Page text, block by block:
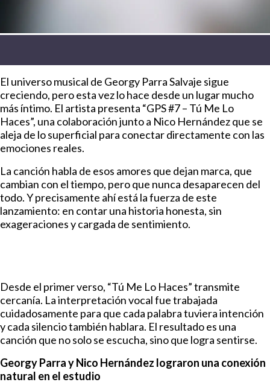
El universo musical de Georgy Parra Salvaje sigue
creciendo, pero esta vez lo hace desde un lugar mucho
más íntimo. El artista presenta “GPS #7 – Tú Me Lo
Haces”, una colaboración junto a Nico Hernández que se
aleja de lo superficial para conectar directamente con las
emociones reales.
La canción habla de esos amores que dejan marca, que
cambian con el tiempo, pero que nunca desaparecen del
todo. Y precisamente ahí está la fuerza de este
lanzamiento: en contar una historia honesta, sin
exageraciones y cargada de sentimiento.
Desde el primer verso, “Tú Me Lo Haces” transmite
cercanía. La interpretación vocal fue trabajada
cuidadosamente para que cada palabra tuviera intención
y cada silencio también hablara. El resultado es una
canción que no solo se escucha, sino que logra sentirse.
Georgy Parra y Nico Hernández lograron una conexión
natural en el estudio